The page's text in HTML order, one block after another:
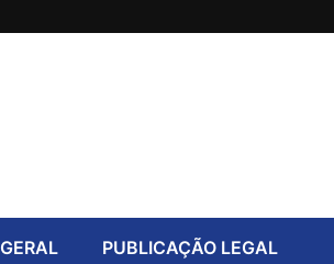
GERAL PUBLICAÇÃO LEGAL